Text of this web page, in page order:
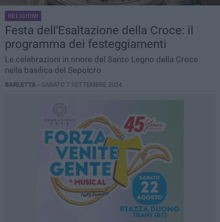
RELIGIONI
Festa dell'Esaltazione della Croce: il
programma dei festeggiamenti
Le celebrazioni in onore del Santo Legno della Croce
nella basilica del Sepolcro
BARLETTA - SABATO 7 SETTEMBRE 2024